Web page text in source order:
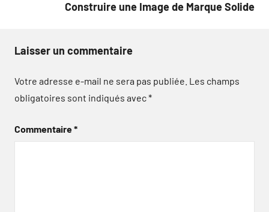
Construire une Image de Marque Solide
Laisser un commentaire
Votre adresse e-mail ne sera pas publiée. Les champs
obligatoires sont indiqués avec*
Commentaire*